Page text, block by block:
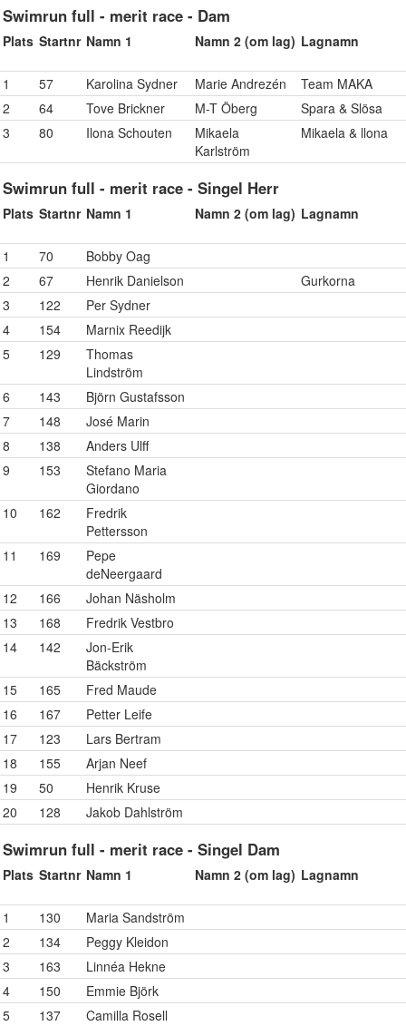
Swimrun full - merit race - Dam
Plats Startnr Namn 1 Namn 2 (om lag) Lagnamn
1 57 Karolina Sydner Marie Andrezén
Team MAKA
2
64 Tove Brickner M-T Öberg
Spara & Slösa
3
80 Ilona Schouten
Mikaela
Karlström
Mikaela & llona
Swimrun full - merit race - Singel Herr
Plats Startnr Namn 1 Namn 2 (om lag) Lagnamn
1 70
Bobby Oag
2
67 Henrik Danielson
Gurkorna
3
122
Per Sydner
4
154
Marnix Reedijk
5
129
Thomas
Lindström
6
143
Björn Gustafsson
7
148
José Marin
8
138
Anders Ulff
9
153
Stefano Maria
Giordano
10
162
Fredrik
Pettersson
11
169
Pepe
deNeergaard
12
166
Johan Näsholm
13
168
Fredrik Vestbro
14
142
Jon-Erik
Bäckström
15
165
Fred Maude
16
167
Petter Leife
17
123
Lars Bertram
18
155
Arjan Neef
19
50
Henrik Kruse
20
128 Jakob Dahlström
Swimrun full - merit race - Singel Dam
Plats Startnr Namn 1 Namn 2 (om lag) Lagnamn
1 130
Maria Sandström
2
134
Peggy Kleidon
3
163
Linnéa Hekne
4
150
Emmie Björk
5
137 Camilla Rosell